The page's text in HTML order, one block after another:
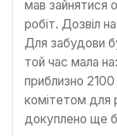
мав зайнятися
робіт. Дозвіл
Для забудови
той час мала
приблизно
комітетом для
докуплено ще